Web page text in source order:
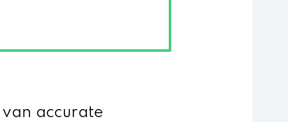
van accurate